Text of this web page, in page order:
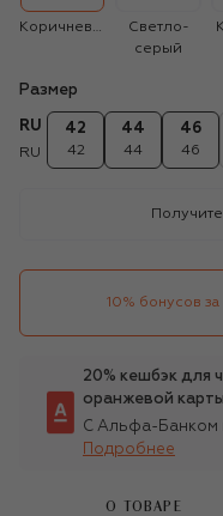
Коричневый
Светло-
серый
Размер
RU
RU
42
42
44
44
46
46
Получите
10% бонусов
20% кешбэк для
оранжевой карты
С Альфа-Банком
Подробнее
О ТОВАРЕ